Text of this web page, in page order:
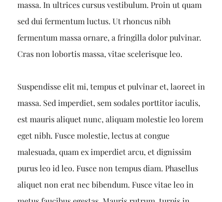
massa. In ultrices cursus vestibulum. Proin ut quam
sed dui fermentum luctus. Ut rhoncus nibh
fermentum massa ornare, a fringilla dolor pulvinar.
Cras non lobortis massa, vitae scelerisque leo.
Suspendisse elit mi, tempus et pulvinar et, laoreet in
massa. Sed imperdiet, sem sodales porttitor iaculis,
est mauris aliquet nunc, aliquam molestie leo lorem
eget nibh. Fusce molestie, lectus at congue
malesuada, quam ex imperdiet arcu, et dignissim
purus leo id leo. Fusce non tempus diam. Phasellus
aliquet non erat nec bibendum. Fusce vitae leo in